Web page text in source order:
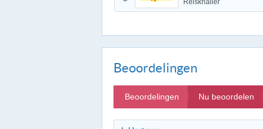
Reisknaller
Beoordelingen
Beoordelingen Nu beoordelen